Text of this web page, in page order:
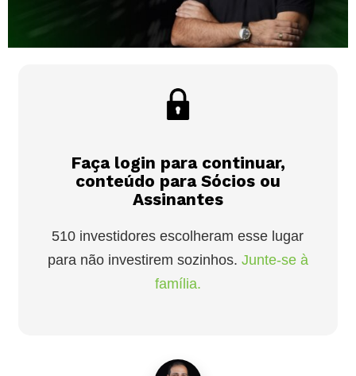
Faça login para continuar,
conteúdo para Sócios ou
Assinantes
510 investidores escolheram esse lugar
para não investirem sozinhos. Junte-se à
família.